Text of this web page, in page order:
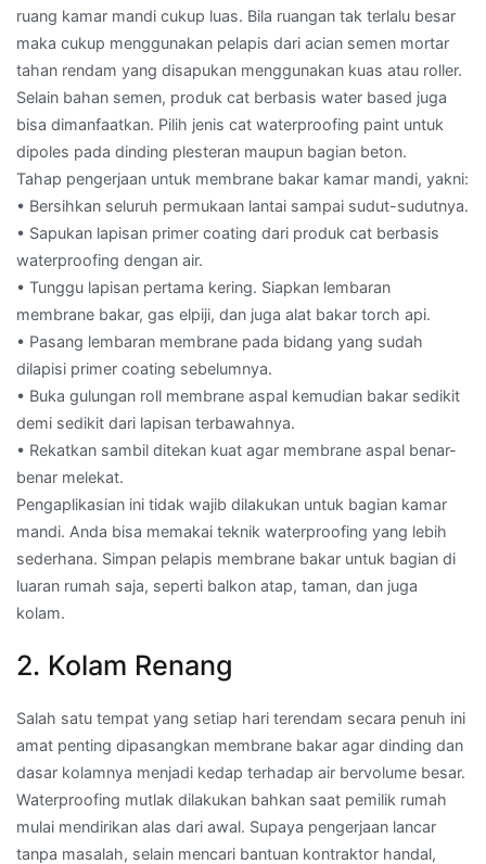
ruang kamar mandi cukup luas. Bila ruangan tak terlalu besar
maka cukup menggunakan pelapis dari acian semen mortar
tahan rendam yang disapukan menggunakan kuas atau roller.
Selain bahan semen, produk cat berbasis water based juga
bisa dimanfaatkan. Pilih jenis cat waterproofing paint untuk
dipoles pada dinding plesteran maupun bagian beton.
Tahap pengerjaan untuk membrane bakar kamar mandi, yakni:
• Bersihkan seluruh permukaan lantai sampai sudut-sudutnya.
• Sapukan lapisan primer coating dari produk cat berbasis
waterproofing dengan air.
• Tunggu lapisan pertama kering. Siapkan lembaran
membrane bakar, gas elpiji, dan juga alat bakar torch api.
• Pasang lembaran membrane pada bidang yang sudah
dilapisi primer coating sebelumnya.
• Buka gulungan roll membrane aspal kemudian bakar sedikit
demi sedikit dari lapisan terbawahnya.
• Rekatkan sambil ditekan kuat agar membrane aspal benar-
benar melekat.
Pengaplikasian ini tidak wajib dilakukan untuk bagian kamar
mandi. Anda bisa memakai teknik waterproofing yang lebih
sederhana. Simpan pelapis membrane bakar untuk bagian di
luaran rumah saja, seperti balkon atap, taman, dan juga
kolam.
2. Kolam Renang
Salah satu tempat yang setiap hari terendam secara penuh ini
amat penting dipasangkan membrane bakar agar dinding dan
dasar kolamnya menjadi kedap terhadap air bervolume besar.
Waterproofing mutlak dilakukan bahkan saat pemilik rumah
mulai mendirikan alas dari awal. Supaya pengerjaan lancar
tanpa masalah, selain mencari bantuan kontraktor handal,